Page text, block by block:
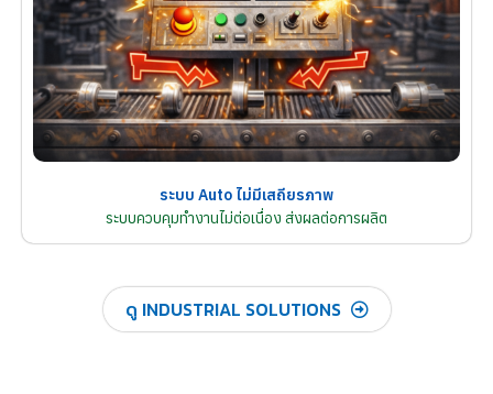
ระบบ Auto ไม่มีเสถียรภาพ
ระบบควบคุมทำงานไม่ต่อเนื่อง ส่งผลต่อการผลิต
ดู INDUSTRIAL SOLUTIONS